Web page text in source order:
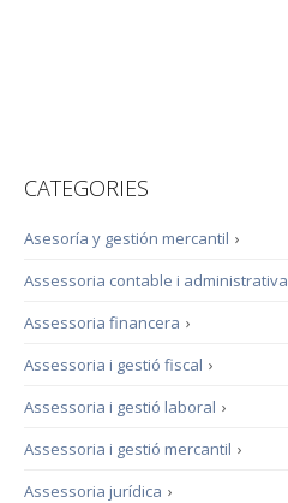
CATEGORIES
›
Asesoría y gestión mercantil
Assessoria contable i administrativa
›
Assessoria financera
›
Assessoria i gestió fiscal
›
Assessoria i gestió laboral
›
Assessoria i gestió mercantil
›
Assessoria jurídica